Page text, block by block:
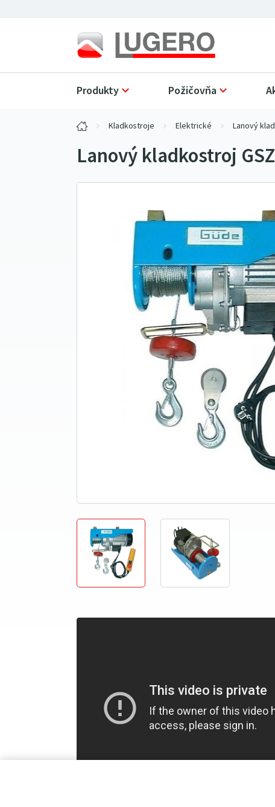
Produkty Požičovňa
Kladkostroje Elektrické Lanový
Lanový kladkostroj